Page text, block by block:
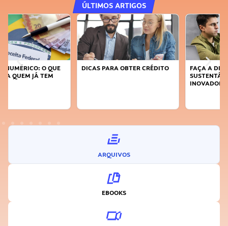
ÚLTIMOS ARTIGOS
DICAS PARA OBTER CRÉDITO
FAÇA A DIFERENÇA: SEJA
ARQUIVOS
EBOOKS